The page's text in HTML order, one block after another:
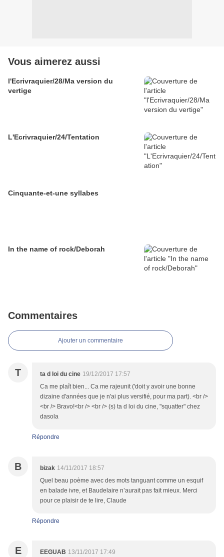
Vous aimerez aussi
l'Ecrivraquier/28/Ma version du
vertige
L'Ecrivraquier/24/Tentation
Cinquante-et-une syllabes
In the name of rock/Deborah
Commentaires
Ajouter un commentaire
T ta d loi du cine 19/12/2017 17:57
Ca me plaît bien... Ca me rajeunit ('doit y avoir une bonne
dizaine d'années que je n'ai plus versifié, pour ma part). <br />
<br /> Bravo!<br /> <br /> (s) ta d loi du cine, "squatter" chez
dasola
Répondre
B bizak 14/11/2017 18:57
Quel beau poème avec des mots tanguant comme un esquif
en balade ivre, et Baudelaire n’aurait pas fait mieux. Merci
pour ce plaisir de te lire, Claude
Répondre
E EEGUAB 13/11/2017 17:49